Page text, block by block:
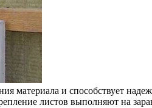
материала и способствует
листов выполняют на